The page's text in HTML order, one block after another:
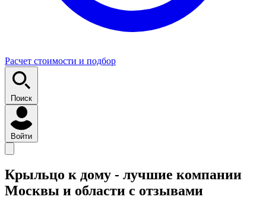
Расчет стоимости и подбор
Поиск
Войти
Крыльцо к дому - лучшие компании
Москвы и области с отзывами